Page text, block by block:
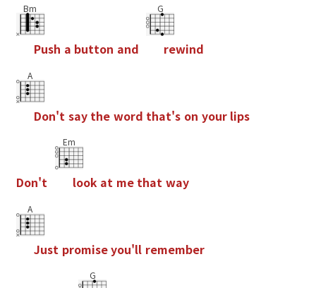
Bm
Push a button and
G
rewind
A
Don't say the word that's on your lips
Don't
Em
look at me that way
A
Just promiseyou'll remember
G